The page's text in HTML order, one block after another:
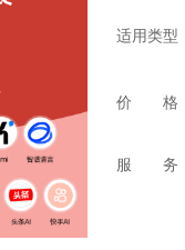
适用类型
价 格
服 务